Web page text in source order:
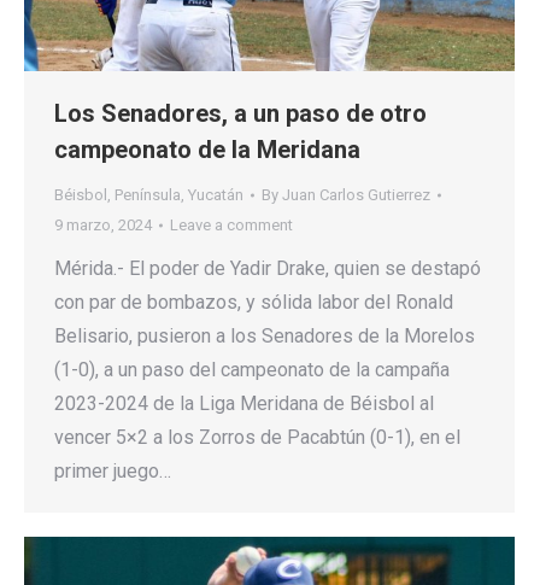
Los Senadores, a un paso de otro
campeonato de la Meridana
Béisbol , Península, Yucatán By Juan Carlos Gutierrez
9 marzo, 2024
Leave a comment
Mérida.- El poder de Yadir Drake, quien se destapó
con par de bombazos, y sólida labor del Ronald
Belisario, pusieron a los Senadores de la Morelos
(1-0), a un paso del campeonato de la campaña
2023-2024 de la Liga Meridana de Béisbol al
vencer 5×2 a los Zorros de Pacabtún (0-1), en el
primer juego…